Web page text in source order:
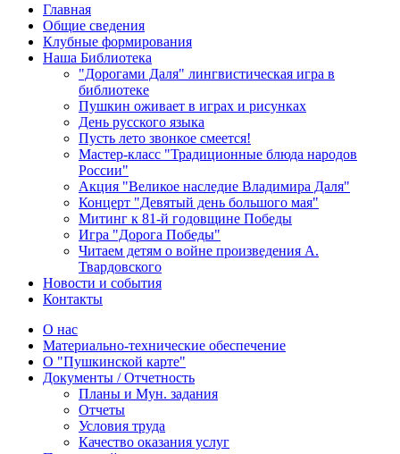
Главная
Общие сведения
Клубные формирования
Наша Библиотека
"Дорогами Даля" лингвистическая игра в
библиотеке
Пушкин оживает в играх и рисунках
День русского языка
Пусть лето звонкое смеется!
Мастер-класс "Традиционные блюда народов
России"
Акция "Великое наследие Владимира Даля"
Концерт "Девятый день большого мая"
Митинг к 81-й годовщине Победы
Игра "Дорога Победы"
Читаем детям о войне произведения А.
Твардовского
Новости и события
Контакты
О нас
Материально-технические обеспечение
О "Пушкинской карте"
Документы / Отчетность
Планы и Мун. задания
Отчеты
Условия труда
Качество оказания услуг